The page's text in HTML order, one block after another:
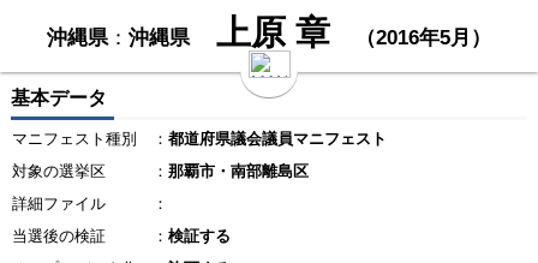
沖縄県： 沖縄県 上原 章 （2016年5月）
基本データ
マニフェスト種別 ： 都道府県議会議員マニフェスト
対象の選挙区
： 那覇市・南部離島区
詳細ファイル
：
当選後の検証
： 検証する